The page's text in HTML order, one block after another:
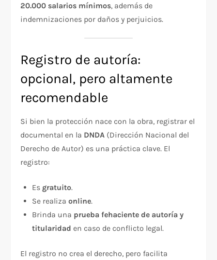
20.000 salarios mínimos, además de
indemnizaciones por daños y perjuicios.
Registro de autoría:
opcional, pero altamente
recomendable
Si bien la protección nace con la obra, registrar el
documental en la DNDA (Dirección Nacional del
Derecho de Autor) es una práctica clave. El
registro:
Es gratuito.
Se realizaonline.
Brinda una prueba fehaciente de autoría y
titularidad en caso de conflicto legal.
El registro no crea el derecho, pero facilita